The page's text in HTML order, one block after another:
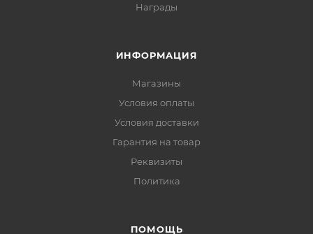
Награды
ИНФОРМАЦИЯ
Магазины
Условия оплаты
Условия доставки
Гарантия на товар
Реквизиты
Политика
ПОМОЩЬ